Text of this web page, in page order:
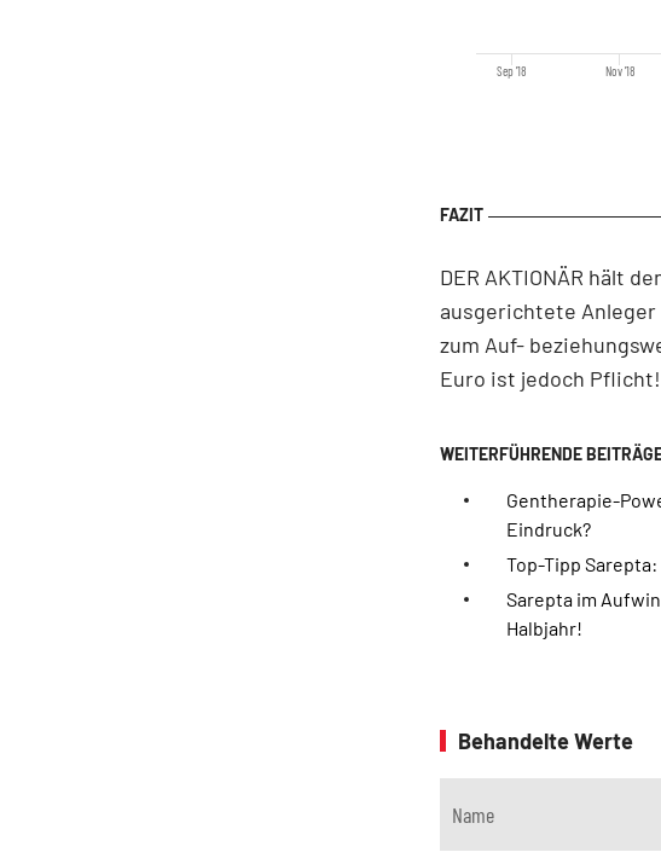
Sep '18 Nov '18
DER AKTIONÄR hält
ausgerichtete Anleger
zum Auf-
Euro ist jedoch Pflicht!
Gentherapie-
Eindruck?
Top-Tipp
Sarepta im
Halbjahr!
Behandelte Werte
Name